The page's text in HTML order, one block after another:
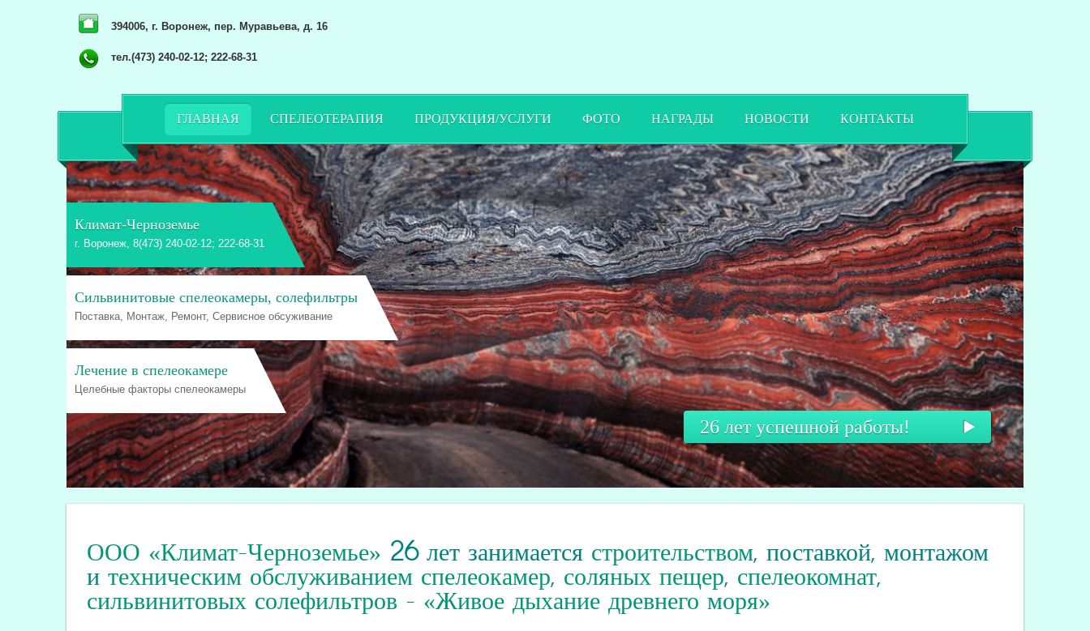
394006, г. Воронеж, пер. Муравьева, д. 16
тел.(473) 240-02-12; 222-68-31
ГЛАВНАЯ СПЕЛЕОТЕРАПИЯ ПРОДУКЦИЯ/УСЛУГИ ФОТО НАГРАДЫ НОВОСТИ КОНТАКТЫ
26 лет успешной работы!
Климат-Черноземье
г. Воронеж, 8(473) 240-02-12; 222-68-31
Сильвинитовые спелеокамеры, солефильтры
Поставка, Монтаж, Ремонт, Сервисное обсуживание
Лечение в спелеокамере
Целебные факторы спелеокамеры
ООО «Климат-Черноземье» 26лет занимается строительством, поставкой, монтажом
и техническим обслуживанием спелеокамер, соляных пещер, спелеокомнат,
сильвинитовых солефильтров - «Живое дыхание древнего моря»